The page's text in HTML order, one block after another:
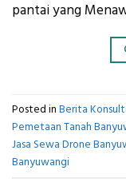
pantai yang
Posted in Berita
Pemetaan Tanah
Jasa Sewa Drone
Banyuwangi